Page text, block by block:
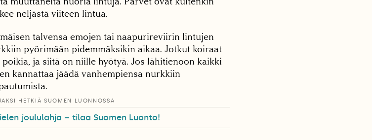
neljästä viiteen lintua.
talvensa emojen tai naapurireviirin lintujen
pyörimään pidemmäksikin aikaa. Jotkut koiraat
ja siitä on niille hyötyä. Jos lähitienoon kaikki
kannattaa jäädä vanhempiensa nurkkiin
HETKIÄ SUOMEN LUONNOSSA
joululahja – tilaa Suomen Luonto!